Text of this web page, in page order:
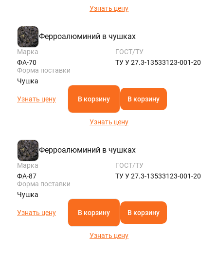
Узнать цену
Ферроалюминий в чушках
Марка
ФА-70
ГОСТ/ТУ
ТУ У 27.3-13533123-001-20
Форма поставки
Чушка
Узнать цену В корзину В корзину
Узнать цену
Ферроалюминий в чушках
Марка
ФА-87
ГОСТ/ТУ
ТУ У 27.3-13533123-001-20
Форма поставки
Чушка
Узнать цену В корзину В корзину
Узнать цену